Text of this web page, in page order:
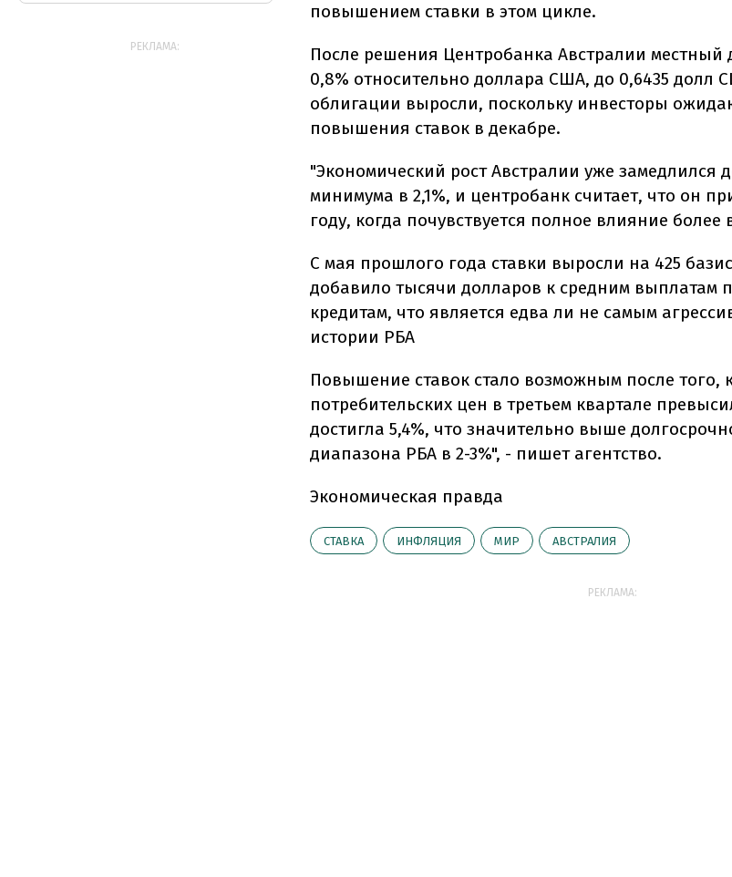
повышением ставки в этом цикле.
После решения Центробанка Австралии местный
0,8% относительно доллара США, до 0,6435 долл
облигации выросли, поскольку инвесторы
повышения ставок в декабре.
"Экономический рост Австралии уже замедлился
минимума в 2,1%, и центробанк считает, что он
году, когда почувствуется полное влияние более
С мая прошлого года ставки выросли на 425
добавило тысячи долларов к средним выплатам
кредитам, что является едва ли не самым
истории РБА
Повышение ставок стало возможным после того,
потребительских цен в третьем квартале
достигла 5,4%, что значительно выше
диапазона РБА в 2-3%", - пишет агентство.
Экономическая правда
СТАВКА ИНФЛЯЦИЯ МИР АВСТРАЛИЯ
РЕКЛАМА:
РЕКЛАМА: